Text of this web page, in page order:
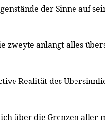
der Sinne auf
zweyte anlangt alles
Realität des
über die Grenzen aller